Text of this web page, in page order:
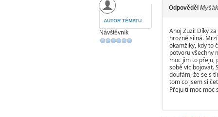
AUTOR TÉMATU
Návštěvník
Odpověděl Myšák
Ahoj Zuzi! Díky
hrozně silná.
okamžiky, kdy to
potvoru všechny
moc jim to přeju,
sobě víc bojovat.
doufám, že se s
tom co jsem si
Přeju ti moc moc